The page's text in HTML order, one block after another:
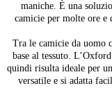
maniche. È una
camicie per molte ore e
Tra le camicie da uomo
base al tessuto.
quindi risulta ideale per
versatile e si adatta